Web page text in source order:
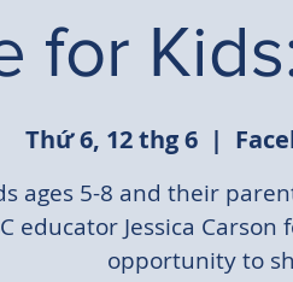
for
Thứ 6, 12 thg 6
  |
ages 5-8 and their
educator Jessica
opportunity to